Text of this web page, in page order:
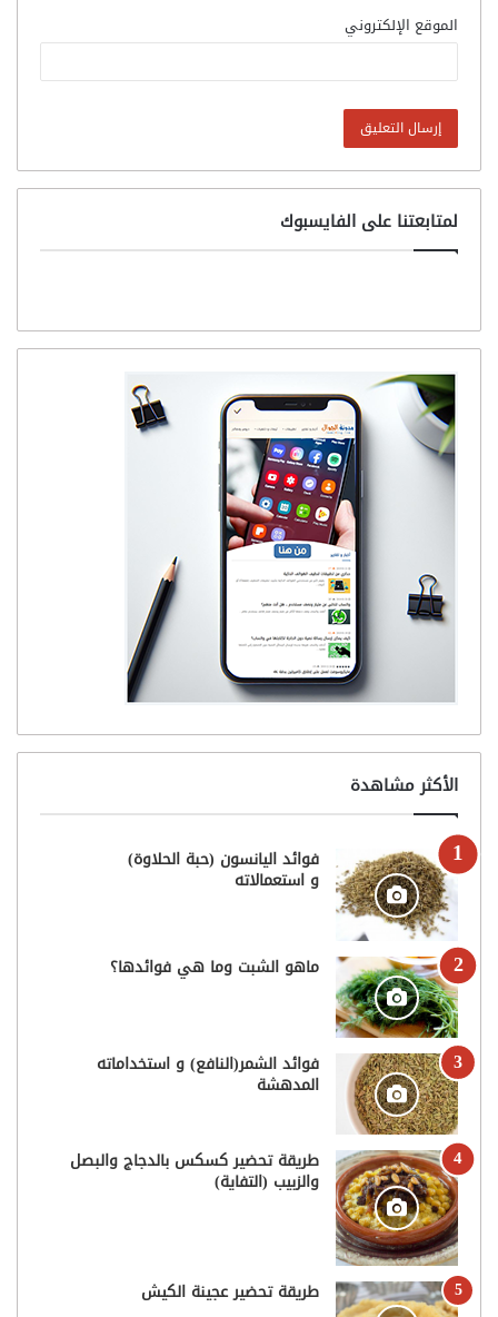
الموقع الإلكتروني
لمتابعتنا على الفايسبوك
الأكثر مشاهدة
فوائد اليانسون (حبة الحلاوة)
و استعمالاته
ماهو الشبت وما هي فوائدها؟
فوائد الشمر(النافع) و استخداماته
المدهشة
طريقة تحضير كسكس بالدجاج والبصل
والزبيب (التفاية)
طريقة تحضير عجينة الكيش